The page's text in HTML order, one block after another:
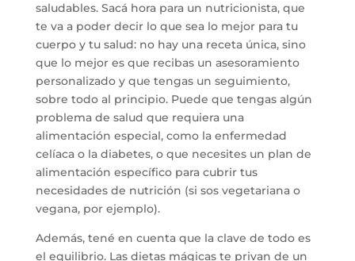
saludables. Sacá hora para un nutricionista, que
te va a poder decir lo que sea lo mejor para tu
cuerpo y tu salud: no hay una receta única, sino
que lo mejor es que recibas un asesoramiento
personalizado y que tengas un seguimiento,
sobre todo al principio. Puede que tengas algún
problema de salud que requiera una
alimentación especial, como la enfermedad
celíaca o la diabetes, o que necesites un plan de
alimentación específico para cubrir tus
necesidades de nutrición (si sos vegetariana o
vegana, por ejemplo).
Además, tené en cuenta que la clave de todo es
el equilibrio. Las dietas mágicas te privan de un